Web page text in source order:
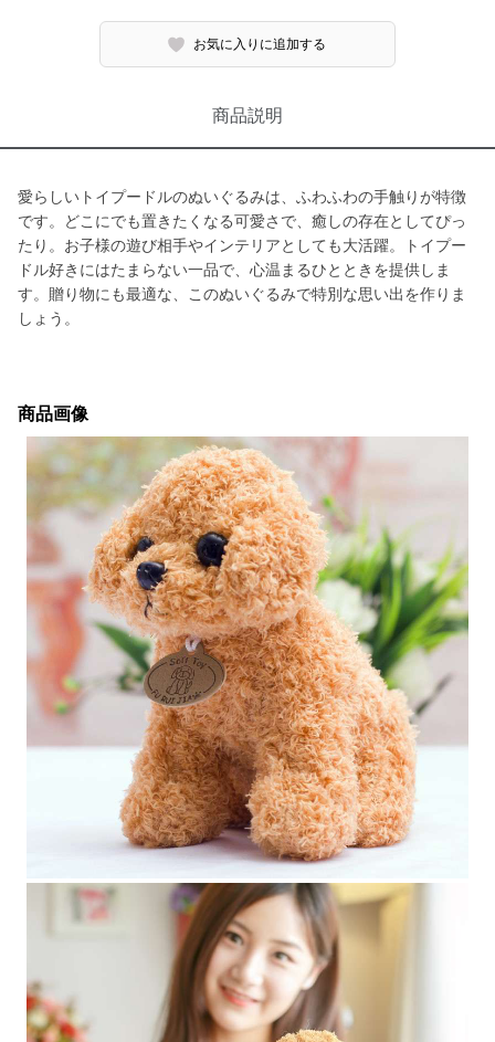
お気に入りに追加する
商品説明
愛らしいトイプードルのぬいぐるみは、ふわふわの手触りが特徴
です。どこにでも置きたくなる可愛さで、癒しの存在としてぴっ
たり。お子様の遊び相手やインテリアとしても大活躍。トイプー
ドル好きにはたまらない一品で、心温まるひとときを提供しま
す。贈り物にも最適な、このぬいぐるみで特別な思い出を作りま
しょう。
商品画像